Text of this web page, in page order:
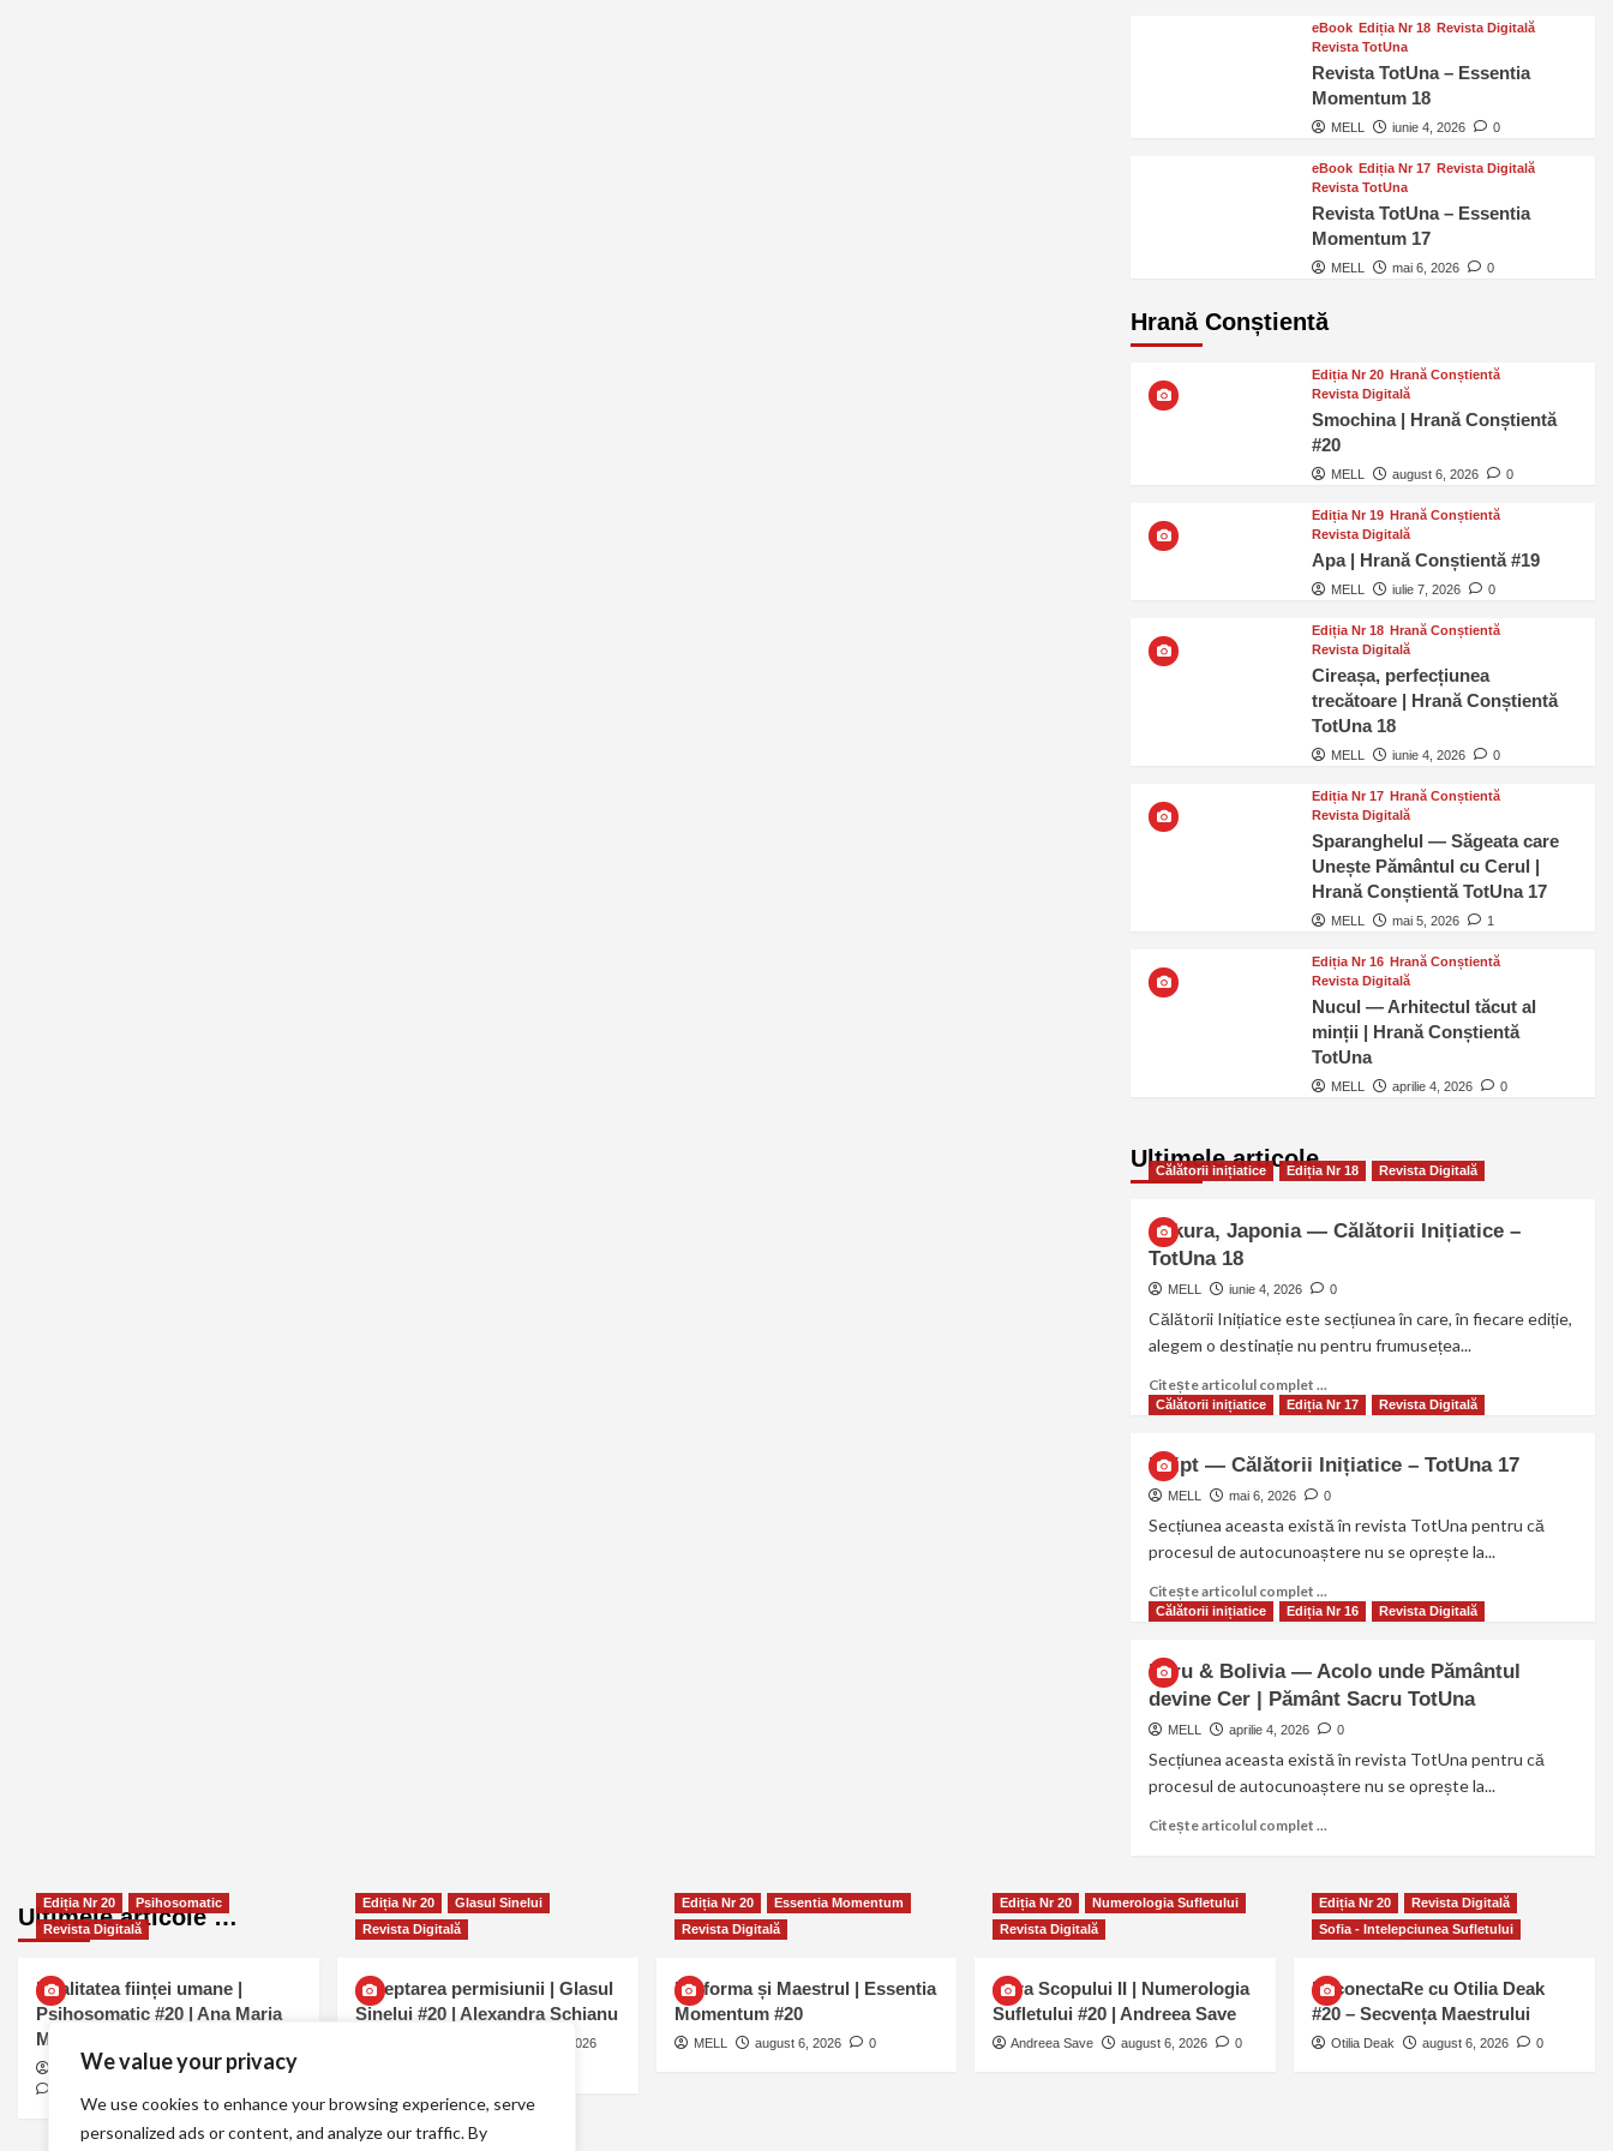
We value your privacy
We use cookies to enhance your browsing experience, serve
personalized ads or content, and analyze our traffic. By
eBook Ediția Nr 18 Revista Digitală
Revista TotUna
Revista TotUna – Essentia
Momentum 18
MELL iunie 4, 2026 0
eBook Ediția Nr 17 Revista Digitală
Revista TotUna
Revista TotUna – Essentia
Momentum 17
MELL mai 6, 2026 0
Hrană Conștientă
Ediția Nr 20 Hrană Conștientă
Revista Digitală
Smochina | Hrană Conștientă
#20
MELL august 6, 2026 0
Ediția Nr 19 Hrană Conștientă
Revista Digitală
Apa | Hrană Conștientă #19
MELL iulie 7, 2026 0
Ediția Nr 18 Hrană Conștientă
Revista Digitală
Cireașa, perfecțiunea
trecătoare | Hrană Conștientă
TotUna 18
MELL iunie 4, 2026 0
Ediția Nr 17 Hrană Conștientă
Revista Digitală
Sparanghelul — Săgeata care
Unește Pământul cu Cerul |
Hrană Conștientă TotUna 17
MELL mai 5, 2026 1
Ediția Nr 16 Hrană Conștientă
Revista Digitală
Nucul — Arhitectul tăcut al
minții | Hrană Conștientă
TotUna
MELL aprilie 4, 2026 0
Ultimele articole
Călătorii inițiatice Ediția Nr 18 Revista Digitală
Sakura, Japonia — Călătorii Inițiatice –
TotUna 18
MELL iunie 4, 2026 0
Călătorii Inițiatice este secțiunea în care, în fiecare ediție,
alegem o destinație nu pentru frumusețea...
Citește articolul complet ...
Călătorii inițiatice Ediția Nr 17 Revista Digitală
Egipt — Călătorii Inițiatice – TotUna 17
MELL mai 6, 2026 0
Secțiunea aceasta există în revista TotUna pentru că
procesul de autocunoaștere nu se oprește la...
Citește articolul complet ...
Călătorii inițiatice Ediția Nr 16 Revista Digitală
Peru & Bolivia — Acolo unde Pământul
devine Cer | Pământ Sacru TotUna
MELL aprilie 4, 2026 0
Secțiunea aceasta există în revista TotUna pentru că
procesul de autocunoaștere nu se oprește la...
Citește articolul complet ...
Ultimele articole …
Ediția Nr 20
Psihosomatic
Revista Digitală
Dualitatea ființei umane |
Psihosomatic #20 | Ana Maria
Mavru
Ana Maria Mavru
august 6, 2026
Ediția Nr 20
Glasul Sinelui
Revista Digitală
Așteptarea permisiunii | Glasul
Sinelui #20 | Alexandra Șchianu
august 6, 2026
Ediția Nr 20
Essentia Momentum
Revista Digitală
Uniforma și Maestrul | Essentia
Momentum #20
MELL august 6, 2026 0
Ediția Nr 20
Numerologia Sufletului
Revista Digitală
Cifra Scopului II | Numerologia
Sufletului #20 | Andreea Save
Andreea Save august 6, 2026 0
Ediția Nr 20
Revista Digitală
Sofia - Intelepciunea Sufletului
ReconectaRe cu Otilia Deak
#20 – Secvența Maestrului
Otilia Deak august 6, 2026 0